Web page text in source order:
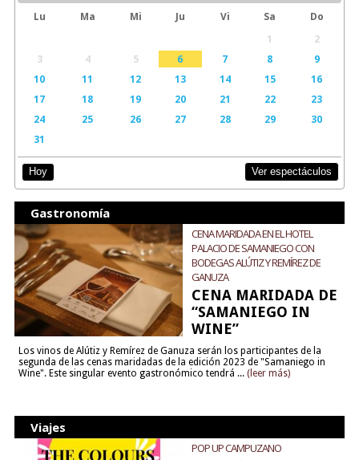
Lu Ma Mi Ju Vi Sa
Do
1
2
3
4 5 6 7 8
9
10
11 12 13 14 15
16
17
18 19 20 21 22
23
24
25 26 27 28 29
30
31
Hoy Ver espectáculos
Gastronomía
CENA MARIDADA EN EL HOTEL
PALACIO DE SAMANIEGO CON
BODEGAS ALÚTIZ Y REMÍREZ DE
GANUZA
CENA MARIDADA DE
“SAMANIEGO IN
WINE”
Los vinos de Alútiz y Remírez de Ganuza serán los participantes de la
segunda de las cenas maridadas de la edición 2023 de "Samaniego in
Wine". Este singular evento gastronómico tendrá ... (leer más)
Viajes
POP UP CAMPUZANO